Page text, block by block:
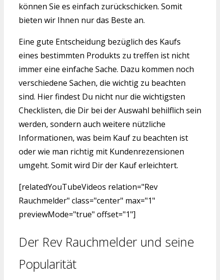
können Sie es einfach zurückschicken. Somit
bieten wir Ihnen nur das Beste an.
Eine gute Entscheidung bezüglich des Kaufs
eines bestimmten Produkts zu treffen ist nicht
immer eine einfache Sache. Dazu kommen noch
verschiedene Sachen, die wichtig zu beachten
sind. Hier findest Du nicht nur die wichtigsten
Checklisten, die Dir bei der Auswahl behilflich sein
werden, sondern auch weitere nützliche
Informationen, was beim Kauf zu beachten ist
oder wie man richtig mit Kundenrezensionen
umgeht. Somit wird Dir der Kauf erleichtert.
[relatedYouTubeVideos relation="Rev
Rauchmelder" class="center" max="1"
previewMode="true" offset="1"]
Der Rev Rauchmelder und seine
Popularität